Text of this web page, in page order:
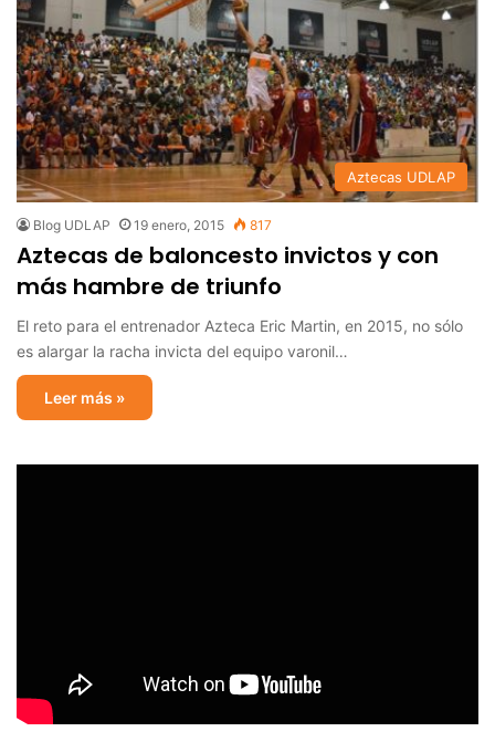
Aztecas UDLAP
Blog UDLAP 19 enero, 2015 817
Aztecas de baloncesto invictos y con
más hambre de triunfo
El reto para el entrenador Azteca Eric Martin, en 2015, no sólo
es alargar la racha invicta del equipo varonil…
Leer más »